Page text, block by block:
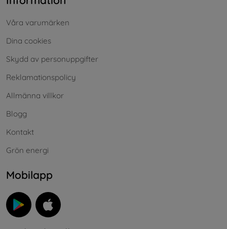
Våra varumärken
Dina cookies
Skydd av personuppgifter
Reklamationspolicy
Allmänna villkor
Blogg
Kontakt
Grön energi
Mobilapp